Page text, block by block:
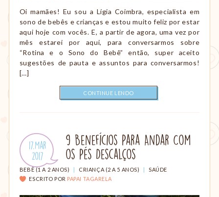
Oi mamães! Eu sou a Lígia Coimbra, especialista em
sono de bebês e crianças e estou muito feliz por estar
aqui hoje com vocês. E, a partir de agora, uma vez por
mês estarei por aqui, para conversarmos sobre
“Rotina e o Sono do Bebê” então, super aceito
sugestões de pauta e assuntos para conversarmos!
[…]
CONTINUE LENDO
Publicado
em:
17.Mar
.
2017
9 Benefícios Para Andar Com
os Pés Descalços
CATEGORIAS:
BEBÊ (1 A 2 ANOS) | CRIANÇA (2 A 5 ANOS) |
SAÚDE
ESCRITO POR PAPAI TAGARELA